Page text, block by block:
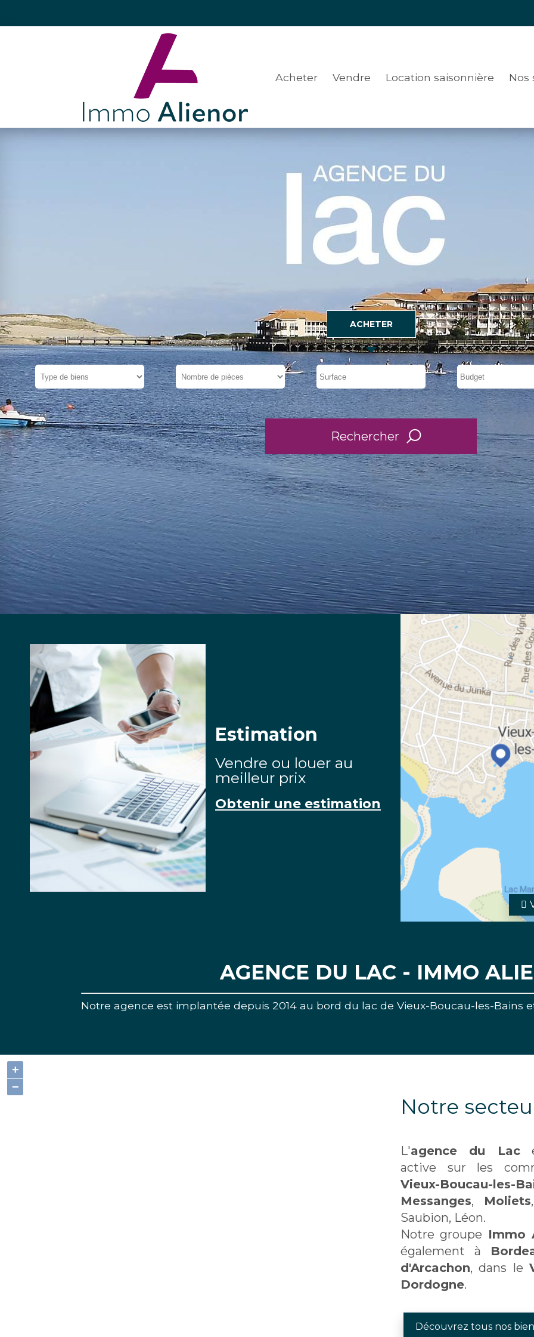
Acheter Vendre Location saisonnière Nos
ACHETER
Estimation
Vendre ou louer au
meilleur prix
Obtenir une estimation
AGENCE DU LAC - IMMO
Notre agence est implantée depuis 2014 au bord du lac de Vieux-Boucau-les-Bains
+
−
Notre
L'agence du Lac
active sur les
Vieux-Boucau-les-
Messanges, Moliets
Saubion, Léon.
Notre groupe Immo
également à
d'Arcachon, dans le
Dordogne.
Découvrez tous nos